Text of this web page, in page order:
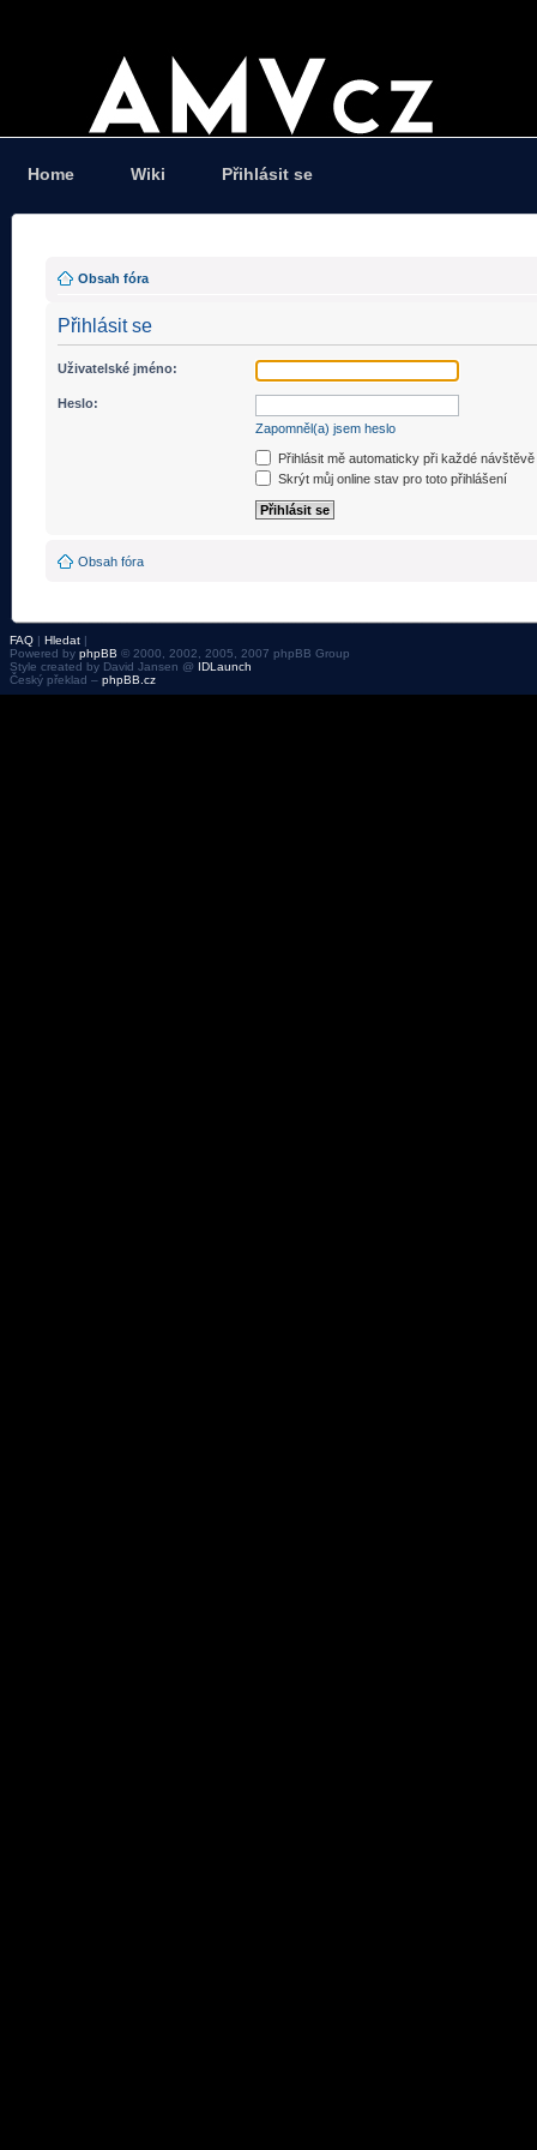
Home Wiki Přihlásit se
Obsah fóra
Přihlásit se
Uživatelské jméno:
Heslo:
Zapomněl(a) jsem heslo
Přihlásit mě automaticky při každé návštěvě
Skrýt můj online stav pro toto přihlášení
Obsah fóra
FAQ | Hledat |
Powered by phpBB © 2000, 2002, 2005, 2007 phpBB Group
Style created by David Jansen @ IDLaunch
Český překlad – phpBB.cz